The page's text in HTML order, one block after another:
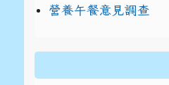
營養午餐意見調查